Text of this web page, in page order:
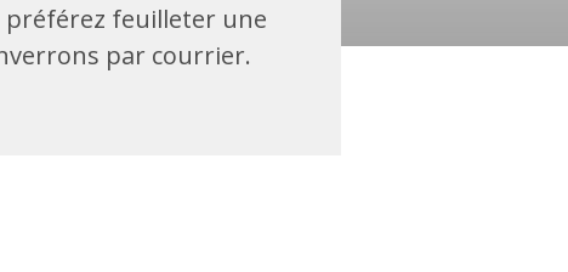
préférez feuilleter une
par courrier.